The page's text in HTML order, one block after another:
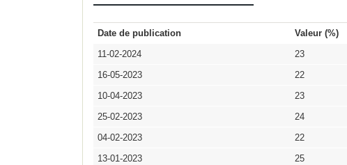
Date de publication Valeur (%)
11-02-2024
23
16-05-2023 22
10-04-2023 23
25-02-2023 24
04-02-2023 22
13-01-2023 25